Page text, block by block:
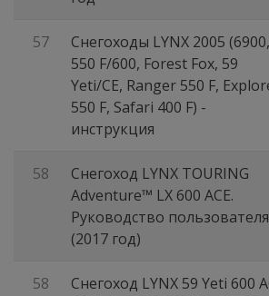
57
Снегоходы LYNX 2005
550 F/600, Forest Fox, 59
Yeti/CE, Ranger 550 F,
550 F, Safari 400 F) -
инструкция
58
Снегоход LYNX TOURING
Adventure™ LX 600 ACE.
Руководство пользователя
(2017 год)
58
Снегоход LYNX 59 Yeti 600